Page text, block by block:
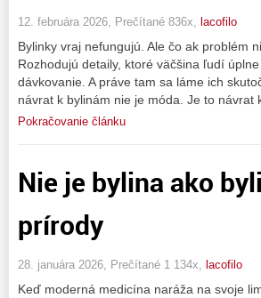
12. februára 2026, Prečítané 836x, lacofilo
Bylinky vraj nefungujú. Ale čo ak problém
Rozhodujú detaily, ktoré väčšina ľudí
dávkovanie. A práve tam sa láme ich
návrat k bylinám nie je móda. Je to
Pokračovanie článku
Nie je bylina ako
prírody
28. januára 2026, Prečítané 1 134x, lacofilo
Keď moderná medicína naráža na svoje